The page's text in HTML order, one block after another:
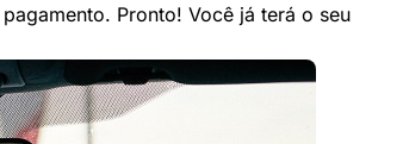
Pronto! Você já terá o seu